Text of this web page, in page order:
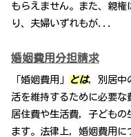
もらえません。また、親
り、夫婦いずれもが...
婚姻費用分担請求
「婚姻費用」 とは，別居中
活を維持するために必要な
居住費や生活費，子ども
ます。法律上，婚姻費用に